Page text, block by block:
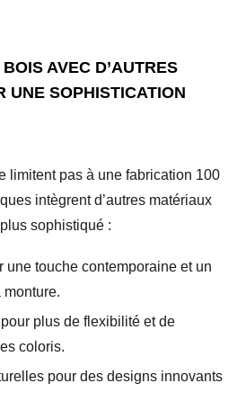
AVEC D’AUTRES
UNE SOPHISTICATION
limitent pas à une fabrication 100
intègrent d’autres matériaux
sophistiqué :
une touche contemporaine et un
monture.
plus de flexibilité et de
coloris.
pour des designs innovants